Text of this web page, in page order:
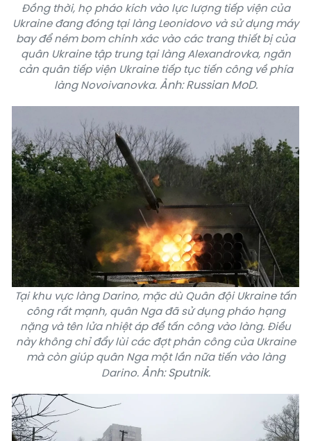
Đồng thời, họ pháo kích vào lực lượng tiếp viện của
Ukraine đang đóng tại làng Leonidovo và sử dụng máy
bay để ném bom chính xác vào các trang thiết bị của
quân Ukraine tập trung tại làng Alexandrovka, ngăn
cản quân tiếp viện Ukraine tiếp tục tiến công về phía
làng Novoivanovka.Ảnh: Russian MoD.
Tại khu vực làng Darino, mặc dù Quân đội Ukraine tấn
công rất mạnh, quân Nga đã sử dụng pháo hạng
nặng và tên lửa nhiệt áp để tấn công vào làng. Điều
này không chỉ đẩy lùi các đợt phản công của Ukraine
mà còn giúp quân Nga một lần nữa tiến vào làng
Darino.Ảnh: Sputnik.